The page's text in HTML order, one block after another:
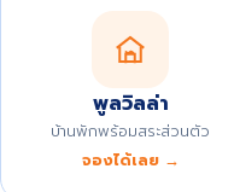
พูลวิลล่า
บ้านพักพร้อมสระส่วนตัว
จองได้เลย →